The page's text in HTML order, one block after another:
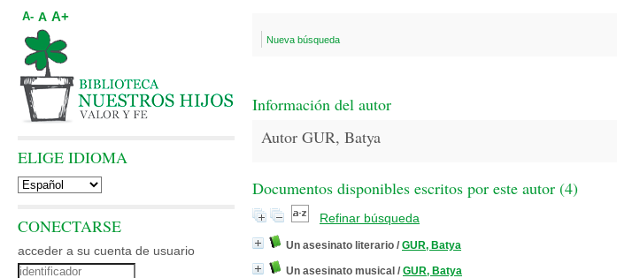
Nueva búsqueda
Información del autor
Autor GUR, Batya
Documentos disponibles escritos por este autor (4)
Refinar búsqueda
Un asesinato literario / GUR, Batya
Un asesinato musical / GUR, Batya
A- A A+
ELIGE IDIOMA
CONECTARSE
acceder a su cuenta de usuario